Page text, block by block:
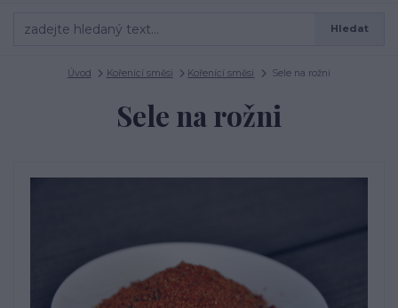
Hledat
Úvod Kořenící směsi Kořenící směsi Sele na rožni
Sele na rožni